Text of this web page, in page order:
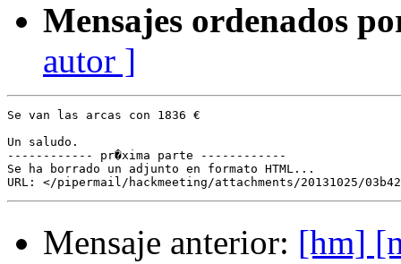
Mensajes ordenados
autor ]
Se van las arcas con 1836 €
Un saludo.
------------ pr�xima parte ------------
Se ha borrado un adjunto en formato HTML...
Mensaje anterior: [hm]